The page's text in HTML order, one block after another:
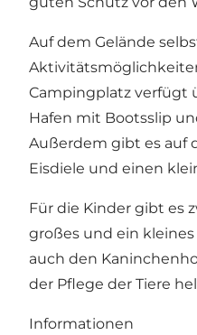
Auf dem Gelände
Campingplatz verfügt
Hafen mit Bootsslip
Außerdem gibt es auf
Eisdiele und einen
Für die Kinder gibt es
großes und ein
auch den
der Pflege der Tiere
Informationen